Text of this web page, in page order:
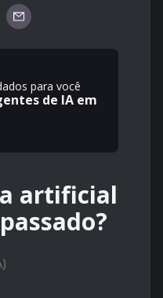
para você
de IA em
artificial